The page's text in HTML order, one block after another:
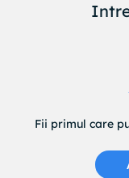
Fii primul care